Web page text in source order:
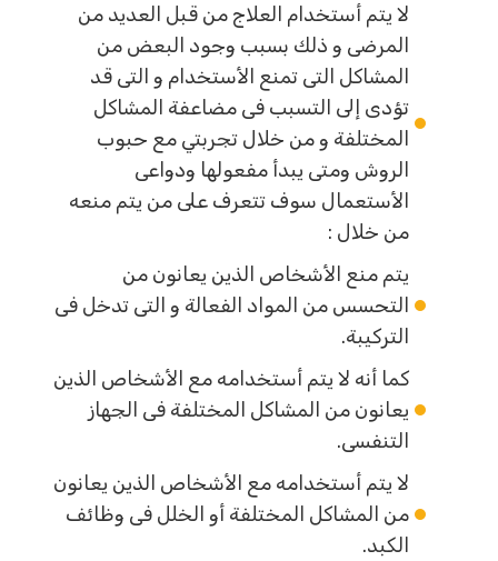
لا يتم أستخدام العلاج من قبل العديد من
المرضى و ذلك بسبب وجود البعض من
المشاكل التى تمنع الأستخدام و التى قد
تؤدى إلى التسبب فى مضاعفة المشاكل
المختلفة و من خلال تجربتي مع حبوب
الروش ومتى يبدأ مفعولها ودواعى
الأستعمال سوف تتعرف على من يتم منعه
من خلال :
يتم منع الأشخاص الذين يعانون من
التحسس من المواد الفعالة و التى تدخل فى
التركيبة.
كما أنه لا يتم أستخدامه مع الأشخاص الذين
يعانون من المشاكل المختلفة فى الجهاز
التنفسى.
لا يتم أستخدامه مع الأشخاص الذين يعانون
من المشاكل المختلفة أو الخلل فى وظائف
الكبد.